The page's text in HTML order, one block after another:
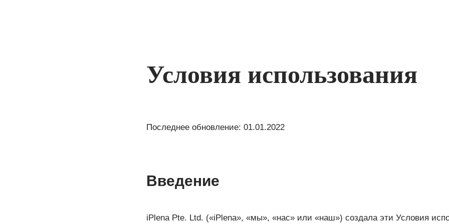
Условия использования
Последнее обновление: 01.01.2022
Введение
iPlena Pte. Ltd. («iPlena», «мы», «нас» или «наш») создала эти Условия